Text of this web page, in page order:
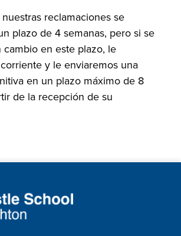
reclamaciones se
plazo de 4 semanas, pero si se
en este plazo, le
y le enviaremos una
en un plazo máximo de 8
de la recepción de su